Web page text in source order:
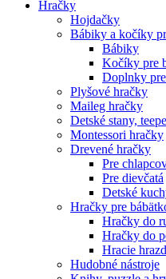
Hračky
Hojdačky
Bábiky a kočíky
Bábiky
Kočíky pre
Doplnky
Plyšové hračky
Maileg hračky
Detské stany,
Montessori hračky
Drevené hračky
Pre
Pre dievčatá
Detské
Hračky pre
Hračky do
Hračky do
Hracie
Hudobné nástroje